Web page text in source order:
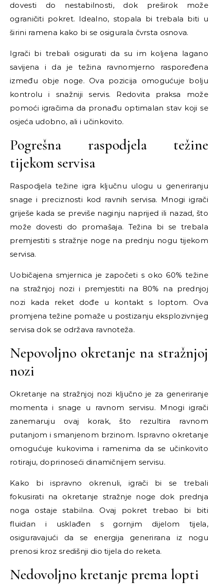
dovesti do nestabilnosti, dok preširok može
ograničiti pokret. Idealno, stopala bi trebala biti u
širini ramena kako bi se osigurala čvrsta osnova.
Igrači bi trebali osigurati da su im koljena lagano
savijena i da je težina ravnomjerno raspoređena
između obje noge. Ova pozicija omogućuje bolju
kontrolu i snažniji servis. Redovita praksa može
pomoći igračima da pronađu optimalan stav koji se
osjeća udobno, ali i učinkovito.
Pogrešna raspodjela težine
tijekom servisa
Raspodjela težine igra ključnu ulogu u generiranju
snage i preciznosti kod ravnih servisa. Mnogi igrači
griješe kada se previše naginju naprijed ili nazad, što
može dovesti do promašaja. Težina bi se trebala
premjestiti s stražnje noge na prednju nogu tijekom
servisa.
Uobičajena smjernica je započeti s oko 60% težine
na stražnjoj nozi i premjestiti na 80% na prednjoj
nozi kada reket dođe u kontakt s loptom. Ova
promjena težine pomaže u postizanju eksplozivnijeg
servisa dok se održava ravnoteža.
Nepovoljno okretanje na stražnjoj
nozi
Okretanje na stražnjoj nozi ključno je za generiranje
momenta i snage u ravnom servisu. Mnogi igrači
zanemaruju ovaj korak, što rezultira ravnom
putanjom i smanjenom brzinom. Ispravno okretanje
omogućuje kukovima i ramenima da se učinkovito
rotiraju, doprinoseći dinamičnijem servisu.
Kako bi ispravno okrenuli, igrači bi se trebali
fokusirati na okretanje stražnje noge dok prednja
noga ostaje stabilna. Ovaj pokret trebao bi biti
fluidan i usklađen s gornjim dijelom tijela,
osiguravajući da se energija generirana iz nogu
prenosi kroz središnji dio tijela do reketa.
Nedovoljno kretanje prema lopti